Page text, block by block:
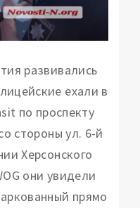
развивались
ехали в
по проспекту
стороны ул. 6-й
Херсонского
они увидели
прямо